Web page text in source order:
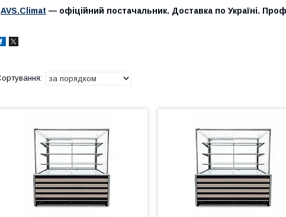
AVS.Climat — офіційний постачальник. Доставка по Україні.